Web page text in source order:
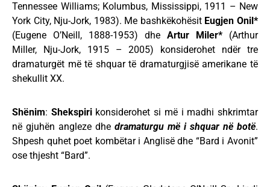
Tennessee Williams; Kolumbus, Mississippi, 1911 – New
York City, Nju-Jork, 1983). Me bashkëkohësit Eugjen Onil*
(Eugene O’Neill, 1888-1953) dhe Artur Miler* (Arthur
Miller, Nju-Jork, 1915 – 2005) konsiderohet ndër tre
dramaturgët më të shquar të dramaturgjisë amerikane të
shekullit XX.
Shënim: Shekspirikonsiderohet si më i madhi shkrimtar
në gjuhën angleze dhe dramaturgu më i shquar në botë.
Shpesh quhet poet kombëtar i Anglisë dhe “Bard i Avonit”
ose thjesht “Bard”.